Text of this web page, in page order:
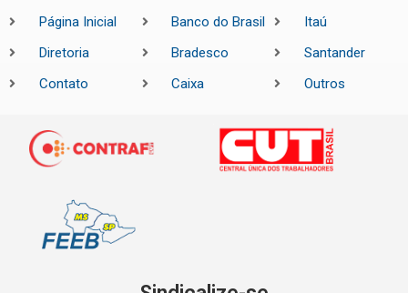
Página Inicial
Diretoria
Contato
Banco do Brasil
Bradesco
Caixa
Itaú
Santander
Outros